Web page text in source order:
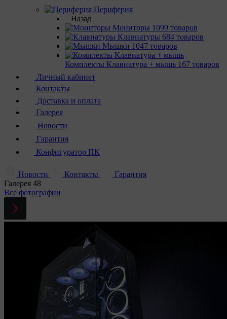
Периферия
Назад
Мониторы 1099 товаров
Клавиатуры 684 товаров
Мышки 1047 товаров
Комплекты Клавиатура + мышь 167 товаров
Личный кабинет
Контакты
Доставка и оплата
Галерея
Новости
Гарантия
Конфигуратор ПК
Новости Контакты
Гарантия
Галерея 48
Все фотографии